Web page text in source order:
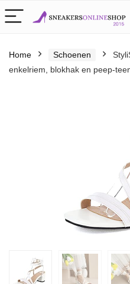
Home Schoenen
enkelriem, blokhak en peep-